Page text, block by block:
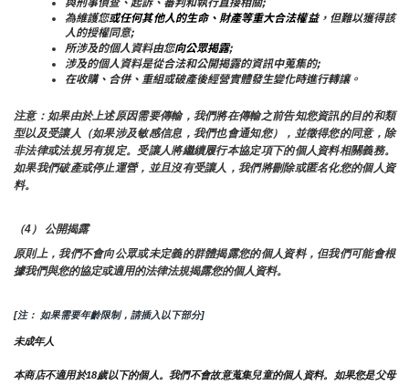
為維護您或任何其他人的生命、財產等重大合法權益，但難以獲得該
人的授權同意;
所涉及的個人資料由您向公眾揭露;
涉及的個人資料是從合法和公開揭露的資訊中蒐集的;
在收購、合併、重組或破產後經營實體發生變化時進行轉讓。
注意：如果由於上述原因需要傳輸，我們將在傳輸之前告知您資訊的目的和類
型以及受讓人（如果涉及敏感信息，我們也會通知您），並徵得您的同意，除
非法律或法規另有規定。受讓人將繼續履行本協定項下的個人資料相關義務。
如果我們破產或停止運營，並且沒有受讓人，我們將刪除或匿名化您的個人資
料。
（4） 公開揭露
原則上，我們不會向公眾或未定義的群體揭露您的個人資料，但我們可能會根
據我們與您的協定或適用的法律法規揭露您的個人資料。
[注： 如果需要年齡限制，請插入以下部分]
未成年人
本商店不適用於18歲以下的個人。我們不會故意蒐集兒童的個人資料。如果您是父母